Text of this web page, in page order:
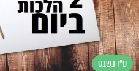
ט"ו בשבט